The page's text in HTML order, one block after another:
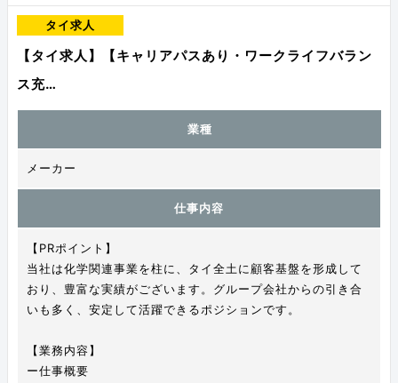
タイ求人
【タイ求人】【キャリアパスあり・ワークライフバラン
ス充…
業種
メーカー
仕事内容
【PRポイント】
当社は化学関連事業を柱に、タイ全土に顧客基盤を形成して
おり、豊富な実績がございます。グループ会社からの引き合
いも多く、安定して活躍できるポジションです。
【業務内容】
ー仕事概要